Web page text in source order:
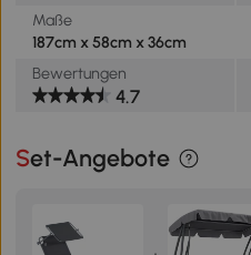
Maße
187cm x 58cm x 36cm
Bewertungen
4.7
Set-Angebote